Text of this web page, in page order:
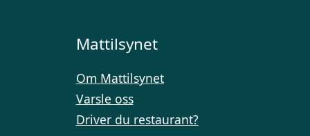
Mattilsynet
Om Mattilsynet
Varsle oss
Driver du restaurant?